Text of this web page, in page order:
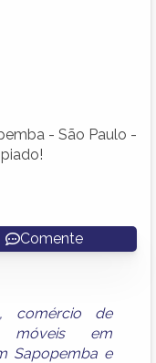
- São Paulo -
Comente
, comércio de
móveis em
Sapopemba e